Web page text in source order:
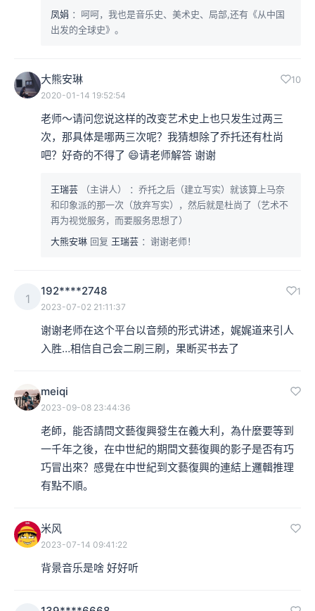
凤娟 ：呵呵，我也是音乐史、美术史、局部,还有《从中国
出发的全球史》。
大熊安琳 10
2020-01-14 19:52:54
老师～请问您说这样的改变艺术史上也只发生过两三
次，那具体是哪两三次呢？我猜想除了乔托还有杜尚
吧？好奇的不得了 😄请老师解答 谢谢
王瑞芸 （主讲人）
：乔托之后（建立写实）就该算上马奈
和印象派的那一次（放弃写实），然后就是杜尚了（艺术不
再为视觉服务，而要服务思想了）
大熊安琳 回复 王瑞芸 ：谢谢老师！
1
192****2748 1
2023-07-02 21:11:37
谢谢老师在这个平台以音频的形式讲述，娓娓道来引人
入胜…相信自己会二刷三刷，果断买书去了
meiqi
2023-09-08 23:44:36
老師，能否請問文藝復興發生在義大利，為什麼要等到
一千年之後，在中世紀的期間文藝復興的影子是否有巧
巧冒出來？感覺在中世紀到文藝復興的連結上邏輯推理
有點不順。
米风
2023-07-14 09:41:22
背景音乐是啥 好好听